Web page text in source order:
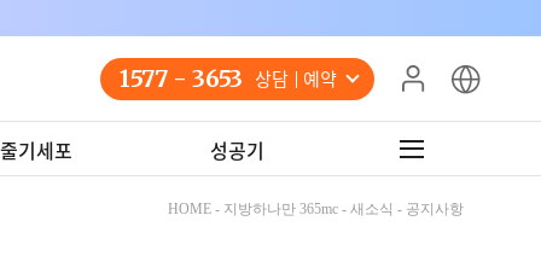
1577 - 3653 상담 예약
기세포 성공기
HOME - 지방하나만 365mc - 새소식 - 공지사항